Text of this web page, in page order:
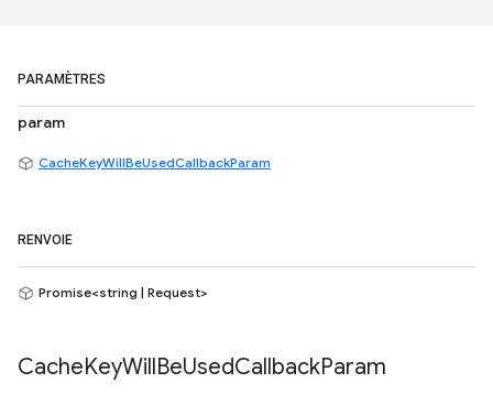
PARAMÈTRES
param
CacheKeyWillBeUsedCallbackParam
RENVOIE
Promise<string | Request>
CacheKeyWillBeUsedCallbackParam